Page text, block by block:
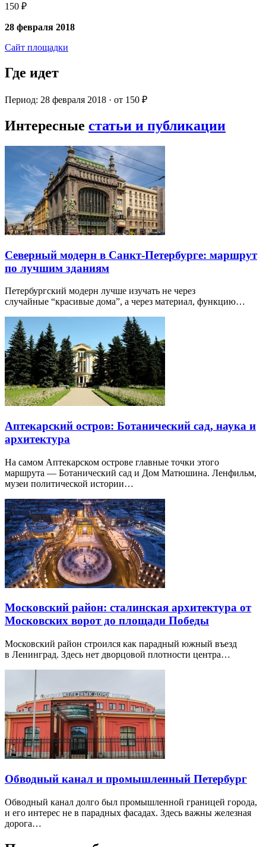
150 ₽
28 февраля 2018
Сайт площадки
Где идет
Период: 28 февраля 2018 · от 150 ₽
Интересные статьи и публикации
Северный модерн в Санкт-Петербурге: маршрут
по лучшим зданиям
Петербургский модерн лучше изучать не через
случайные “красивые дома”, а через материал, функцию…
Аптекарский остров: Ботанический сад, наука и
архитектура
На самом Аптекарском острове главные точки этого
маршрута — Ботанический сад и Дом Матюшина. Ленфильм,
музеи политической истории…
Московский район: сталинская архитектура от
Московских ворот до площади Победы
Московский район строился как парадный южный въезд
в Ленинград. Здесь нет дворцовой плотности центра…
Обводный канал и промышленный Петербург
Обводный канал долго был промышленной границей города,
и его интерес не в парадных фасадах. Здесь важны железная
дорога…